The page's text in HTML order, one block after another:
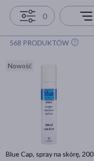
0
568 PRODUKTÓW
Nowość
Blue Cap, spray na skórę,